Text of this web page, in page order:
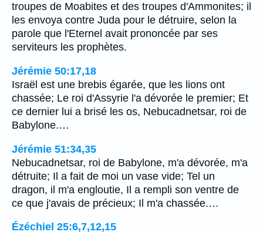
troupes de Moabites et des troupes d'Ammonites; il
les envoya contre Juda pour le détruire, selon la
parole que l'Eternel avait prononcée par ses
serviteurs les prophètes.
Jérémie 50:17,18
Israël est une brebis égarée, que les lions ont
chassée; Le roi d'Assyrie l'a dévorée le premier; Et
ce dernier lui a brisé les os, Nebucadnetsar, roi de
Babylone.…
Jérémie 51:34,35
Nebucadnetsar, roi de Babylone, m'a dévorée, m'a
détruite; Il a fait de moi un vase vide; Tel un
dragon, il m'a engloutie, Il a rempli son ventre de
ce que j'avais de précieux; Il m'a chassée.…
Ézéchiel 25:6,7,12,15